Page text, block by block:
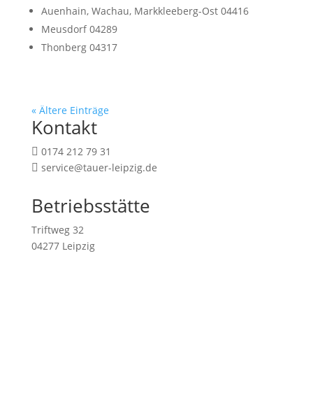
Auenhain, Wachau, Markkleeberg-Ost 04416
Meusdorf 04289
Thonberg 04317
« Ältere Einträge
Kontakt
 0174 212 79 31
 service@tauer-leipzig.de
Betriebsstätte
Triftweg 32
04277 Leipzig